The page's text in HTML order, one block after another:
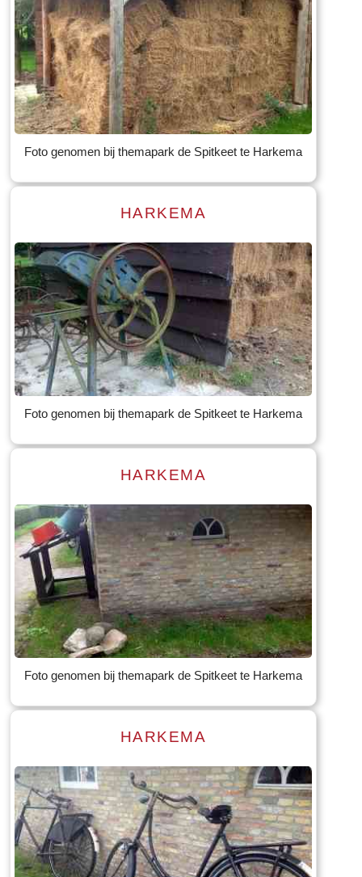
Read more
Tekst: © Foto: © Bauke Folkertsma
Foto genomen bij themapark de Spitkeet te Harkema
Read more
Tekst: © Foto: © Bauke Folkertsma
HARKEMA
Foto genomen bij themapark de Spitkeet te Harkema
Read more
Tekst: © Foto: © Bauke Folkertsma
HARKEMA
Foto genomen bij themapark de Spitkeet te Harkema
Read more
HARKEMA